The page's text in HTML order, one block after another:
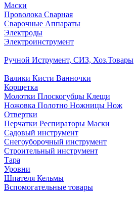
Маски
Проволока Сварная
Сварочные Аппараты
Электроды
Электроинструмент
Ручной Иструмент, СИЗ, Хоз.Товары
Валики Кисти Ванночки
Корщетка
Молотки Плоскогубцы Клещи
Ножовка Полотно Ножницы Нож
Отвертки
Перчатки Респираторы Маски
Садовый инструмент
Снегоуборочный инструмент
Строительный инструмент
Тара
Уровни
Шпателя Кельмы
Вспомогательные товары